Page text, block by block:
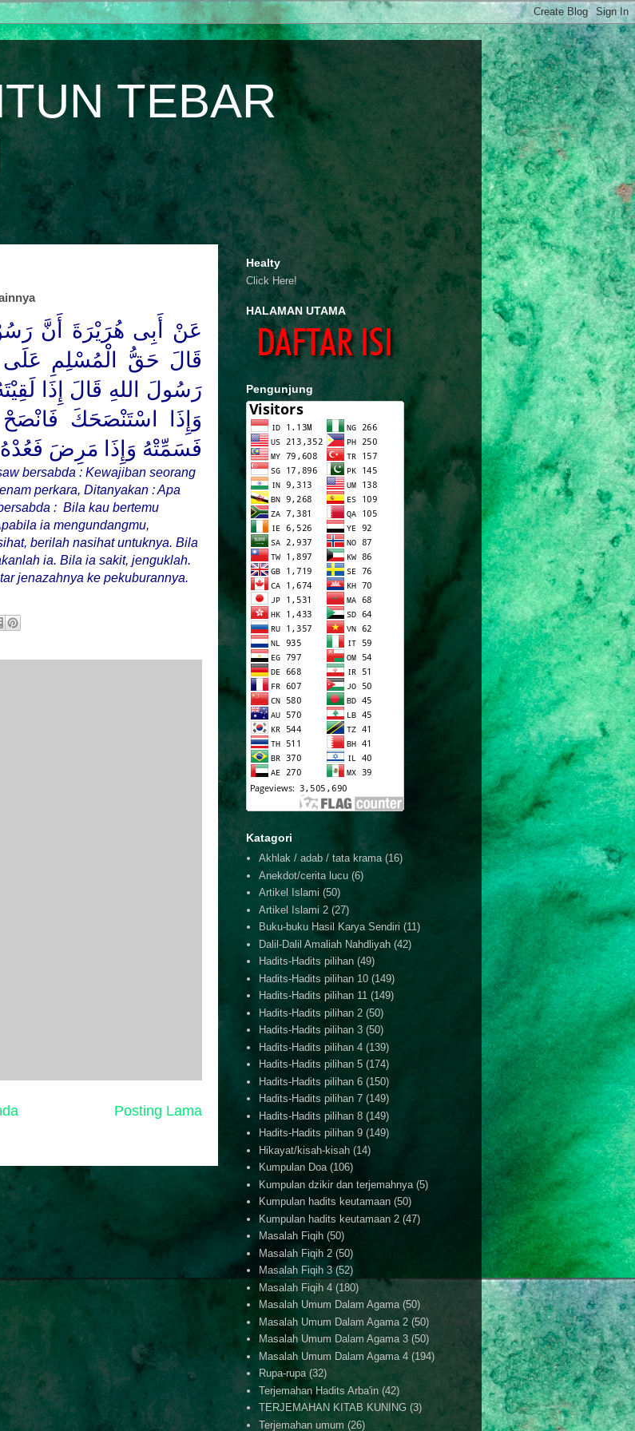
TEBAR
عَنْ أَبِى هُرَيْرَةَ أَنَّ
قَالَ حَقُّ الْمُسْلِمِ
رَسُولَ اللهِ قَالَ إِذَا
وَإِذَا اسْتَنْصَحَكَ
فَسَمِّتْهُ وَإِذَا مَرِضَ فَعُدْهُ
bersabda : Kewajiban seorang
perkara, Ditanyakan : Apa
: Bila kau bertemu
ia mengundangmu,
berilah nasihat untuknya. Bila
ia. Bila ia sakit, jenguklah.
jenazahnya ke pekuburannya.
Posting Lama
Healty
Click Here!
HALAMAN UTAMA
Pengunjung
Katagori
Akhlak / adab / tata krama (16)
Anekdot/cerita lucu (6)
Artikel Islami (50)
Artikel Islami 2 (27)
Buku-buku Hasil Karya Sendiri (11)
Dalil-Dalil Amaliah Nahdliyah (42)
Hadits-Hadits pilihan (49)
Hadits-Hadits pilihan 10 (149)
Hadits-Hadits pilihan 11 (149)
Hadits-Hadits pilihan 2 (50)
Hadits-Hadits pilihan 3 (50)
Hadits-Hadits pilihan 4 (139)
Hadits-Hadits pilihan 5 (174)
Hadits-Hadits pilihan 6 (150)
Hadits-Hadits pilihan 7 (149)
Hadits-Hadits pilihan 8 (149)
Hadits-Hadits pilihan 9 (149)
Hikayat/kisah-kisah (14)
Kumpulan Doa (106)
Kumpulan dzikir dan terjemahnya (5)
Kumpulan hadits keutamaan (50)
Kumpulan hadits keutamaan 2 (47)
Masalah Fiqih (50)
Masalah Fiqih 2 (50)
Masalah Fiqih 3 (52)
Masalah Fiqih 4 (180)
Masalah Umum Dalam Agama (50)
Masalah Umum Dalam Agama 2 (50)
Masalah Umum Dalam Agama 3 (50)
Masalah Umum Dalam Agama 4 (194)
Rupa-rupa (32)
Terjemahan Hadits Arba'in (42)
TERJEMAHAN KITAB KUNING (3)
Terjemahan umum (26)